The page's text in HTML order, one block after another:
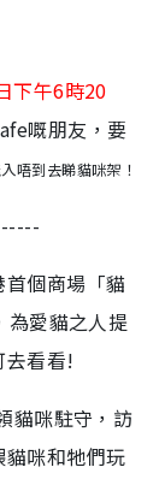
下午6時20
嘅朋友，要
唔到去睇貓咪架！
個商場「貓
為愛貓之人提
去看看!
貓咪駐守，訪
咪和牠們玩